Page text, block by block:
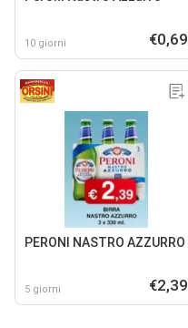
10 giorni €0,69
PERONI NASTRO AZZURRO
5 giorni €2,39